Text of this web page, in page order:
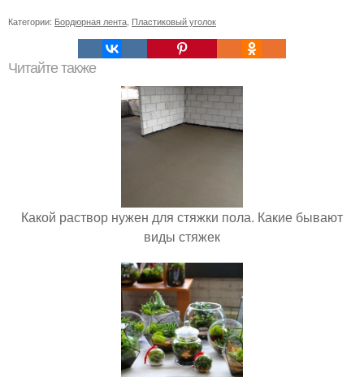
Категории: Бордюрная лента Пластиковый уголок
Читайте также
Какой раствор нужен для стяжки пола. Какие бывают
виды стяжек